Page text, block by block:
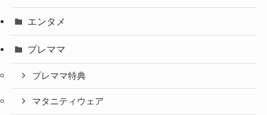
エンタメ
プレママ
プレママ特典
マタニティウェア